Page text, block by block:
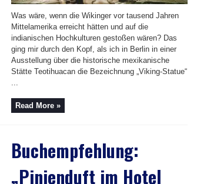
Was wäre, wenn die Wikinger vor tausend Jahren
Mittelamerika erreicht hätten und auf die
indianischen Hochkulturen gestoßen wären? Das
ging mir durch den Kopf, als ich in Berlin in einer
Ausstellung über die historische mexikanische
Stätte Teotihuacan die Bezeichnung „Viking-Statue“
...
Read More »
Buchempfehlung:
„Pinienduft im Hotel